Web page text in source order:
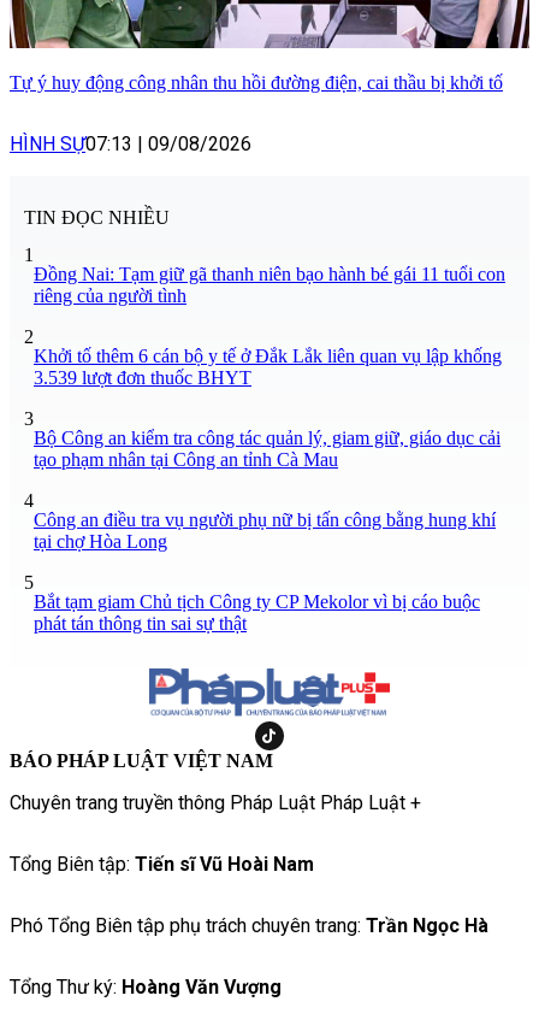
Tự ý huy động công nhân thu hồi đường điện, cai thầu bị khởi tố
HÌNH SỰ07:13 09/08/2026
TIN ĐỌC NHIỀU
1
Đồng Nai: Tạm giữ gã thanh niên bạo hành bé gái 11 tuổi con
riêng của người tình
2
Khởi tố thêm 6 cán bộ y tế ở Đắk Lắk liên quan vụ lập khống
3.539 lượt đơn thuốc BHYT
3
Bộ Công an kiểm tra công tác quản lý, giam giữ, giáo dục cải
tạo phạm nhân tại Công an tỉnh Cà Mau
4
Công an điều tra vụ người phụ nữ bị tấn công bằng hung khí
tại chợ Hòa Long
5
Bắt tạm giam Chủ tịch Công ty CP Mekolor vì bị cáo buộc
phát tán thông tin sai sự thật
BÁO PHÁP LUẬT VIỆT NAM
Chuyên trang truyền thông Pháp Luật Pháp Luật +
Tổng Biên tập: Tiến sĩ Vũ Hoài Nam
Phó Tổng Biên tập phụ trách chuyên trang: Trần Ngọc Hà
Tổng Thư ký: Hoàng Văn Vượng